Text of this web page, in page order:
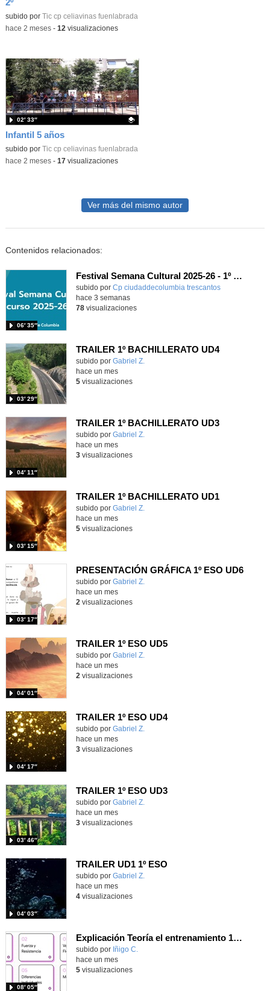
Contenido educativo.
subido por
Tic cp celiavinas fuenlabrada
-hace 2 meses- 12 visualizaciones
Infantil 5 años
Contenido educativo.
subido por Tic cp celiavinas fuenlabrada
02′ 33″
-hace 2 meses- 17 visualizaciones
Ver más del mismo autor
Contenidos relacionados:
Festival Semana Cultural 2025-26 - 1º Primaria
subido por Cp ciudaddecolumbia trescantos
06′ 35″
-
hace 3 semanas
78visualizaciones
TRAILER 1º BACHILLERATO UD4
Contenido educativo.
subido por Gabriel Z.
03′ 29″
hace un mes
5visualizaciones
TRAILER 1º BACHILLERATO UD3
Contenido educativo.
subido por Gabriel Z.
04′ 11″
hace un mes
3visualizaciones
TRAILER 1º BACHILLERATO UD1
Contenido educativo.
subido por Gabriel Z.
03′ 15″
hace un mes
5visualizaciones
PRESENTACIÓN GRÁFICA 1º ESO UD6
Contenido educativo.
subido por Gabriel Z.
03′ 17″
hace un mes
2 visualizaciones
TRAILER 1º ESO UD5
Contenido educativo.
subido por Gabriel Z.
04′ 01″
hace un mes
2 visualizaciones
TRAILER 1º ESO UD4
Contenido educativo.
subido por Gabriel Z.
04′ 17″
hace un mes
3visualizaciones
TRAILER 1º ESO UD3
Contenido educativo.
subido por Gabriel Z.
03′ 46″
hace un mes
3visualizaciones
TRAILER UD1 1º ESO
Contenido educativo.
subido por Gabriel Z.
04′ 03″
hace un mes
4visualizaciones
Explicación Teoría el entrenamiento 1º Bachillerato (IA)
Contenido educativo.
subido por Iñigo C.
08′ 05″
hace un mes
5visualizaciones